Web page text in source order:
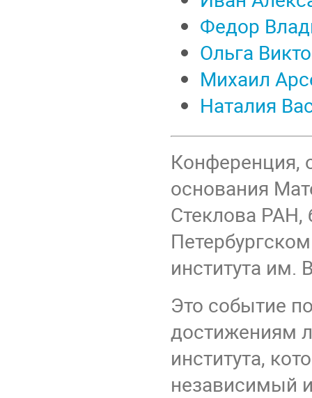
Федор
Ольга
Михаил
Наталия
Конференция,
основания
Стеклова РАН,
института им.
Это событие
достижениям
института,
независимый